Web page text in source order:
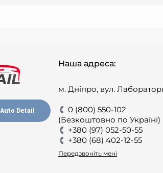
Auto Detail
Наша адреса:
м. Дніпро, вул.
0 (800) 550-102
(Безкоштовно по Україні)
+380 (97) 052-50-55
+380 (68) 402-12-55
Передзвоніть мені